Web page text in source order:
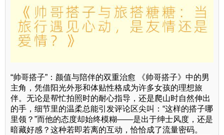
“帅哥搭子”：颜值与陪伴的双重治愈 《帅哥搭子》中的男
主角，凭借阳光外形和体贴性格成为许多女孩的理想旅
伴。无论是帮忙拍照时的耐心指导，还是爬山时自然伸出
的手，细节里的温柔总能引发评论区尖叫：“这样的搭子哪
里领？”而他的态度却始终模糊——是出于绅士风度，还是
暗藏好感？这种若即若离的互动，恰恰成了流量密码。